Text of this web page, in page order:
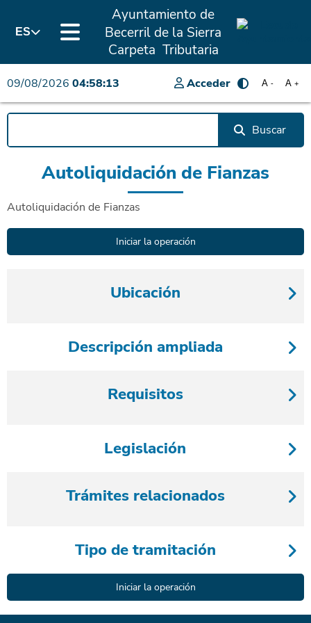
ES
Ayuntamiento de
Becerril de la Sierra
Carpeta Tributaria
09/08/2026 04:58:13 Acceder A +
A -
Buscar
Autoliquidación de Fianzas
Autoliquidación de Fianzas
Ubicación
Descripción ampliada
Requisitos
Legislación
Trámites relacionados
Tipo de tramitación